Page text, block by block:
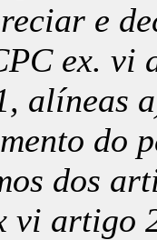
e
ex. vi
alíneas
do
dos
vi artigo